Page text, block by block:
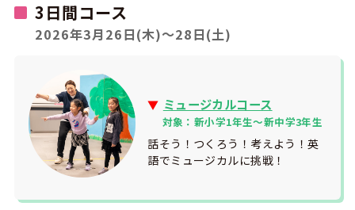
3日間コース
2026年3月26日(木)〜28日(土)
▼ ミュージカルコース
対象：新小学1年生〜新中学3年生
話そう！つくろう！考えよう！英
語でミュージカルに挑戦！